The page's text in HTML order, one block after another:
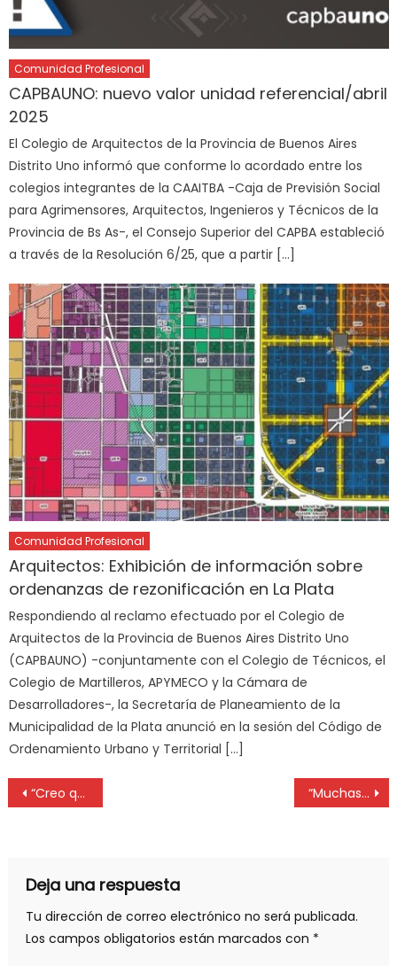
Comunidad Profesional
CAPBAUNO: nuevo valor unidad referencial/abril
2025
El Colegio de Arquitectos de la Provincia de Buenos Aires
Distrito Uno informó que conforme lo acordado entre los
colegios integrantes de la CAAITBA -Caja de Previsión Social
para Agrimensores, Arquitectos, Ingenieros y Técnicos de la
Provincia de Bs As-, el Consejo Superior del CAPBA estableció
a través de la Resolución 6/25, que a partir […]
Comunidad Profesional
Arquitectos: Exhibición de información sobre
ordenanzas de rezonificación en La Plata
Respondiendo al reclamo efectuado por el Colegio de
Arquitectos de la Provincia de Buenos Aires Distrito Uno
(CAPBAUNO) -conjuntamente con el Colegio de Técnicos, el
Colegio de Martilleros, APYMECO y la Cámara de
Desarrolladores-, la Secretaría de Planeamiento de la
Municipalidad de la Plata anunció en la sesión del Código de
Ordenamiento Urbano y Territorial […]
“Creo que tengo la vacuna contra el covid y eso me pone contento” dijo un voluntario platense “Muchas escuelas privadas ya decidieron no abrir el año próximo”
Deja una respuesta
Tu dirección de correo electrónico no será publicada.
Los campos obligatorios están marcados con *